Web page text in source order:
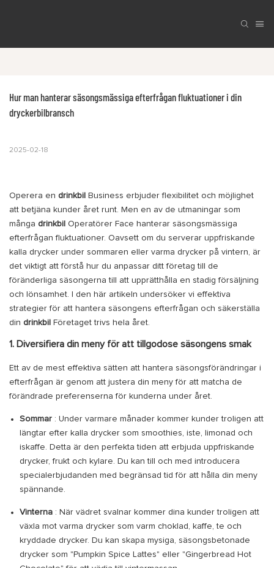
Hur man hanterar säsongsmässiga efterfrågan fluktuationer i din
dryckerbilbransch
2025-02-18
Operera en drinkbil
Business erbjuder flexibilitet och möjlighet
att betjäna kunder året runt. Men en av de utmaningar som
många drinkbil Operatörer Face hanterar säsongsmässiga
efterfrågan fluktuationer. Oavsett om du serverar uppfriskande
kalla drycker under sommaren eller varma drycker på vintern, är
det viktigt att förstå hur du anpassar ditt företag till de
föränderliga säsongerna till att upprätthålla en stadig försäljning
och lönsamhet. I den här artikeln undersöker vi effektiva
strategier för att hantera säsongens efterfrågan och säkerställa
din drinkbil Företaget trivs hela året.
1. Diversifiera din meny för att tillgodose säsongens smak
Ett av de mest effektiva sätten att hantera säsongsförändringar i
efterfrågan är genom att justera din meny för att matcha de
förändrade preferenserna för kunderna under året.
Sommar : Under varmare månader kommer kunder troligen att
längtar efter kalla drycker som smoothies, iste, limonad och
iskaffe. Detta är den perfekta tiden att erbjuda uppfriskande
drycker, frukt och kylare. Du kan till och med introducera
specialerbjudanden med begränsad tid för att hålla din meny
spännande.
Vinterna : När vädret svalnar kommer dina kunder troligen att
växla mot varma drycker som varm choklad, kaffe, te och
kryddade drycker. Du kan skapa mysiga, säsongsbetonade
drycker som "Pumpkin Spice Lattes" eller "Gingerbread Hot